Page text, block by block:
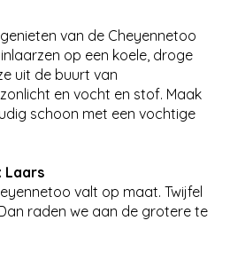
van de Cheyennetoo
op een koele, droge
uit de buurt van
en vocht en stof. Maak
schoon met een vochtige
Laars
valt op maat. Twijfel
raden we aan de grotere te